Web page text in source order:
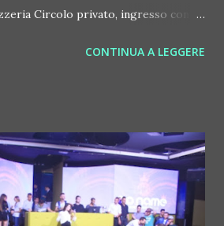
Circolo privato, ingresso con
http://www.hangar73.it Da
Steff Burns, storico chitarrista di
altri protagonisti del rock
è come sempre riservato ai soci
alle ore 21.45. Chi lo desidera può
CONTINUA A LEGGERE